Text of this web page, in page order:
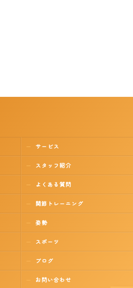
サービス
スタッフ紹介
よくある質問
関節トレーニング
姿勢
スポーツ
ブログ
お問い合わせ